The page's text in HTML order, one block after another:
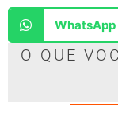
WhatsApp
O QUE